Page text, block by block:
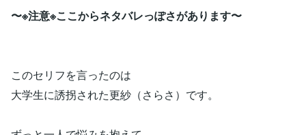
〜※注意※ここからネタバレっぽさがあります〜
このセリフを言ったのは
大学生に誘拐された更紗（さらさ）です。